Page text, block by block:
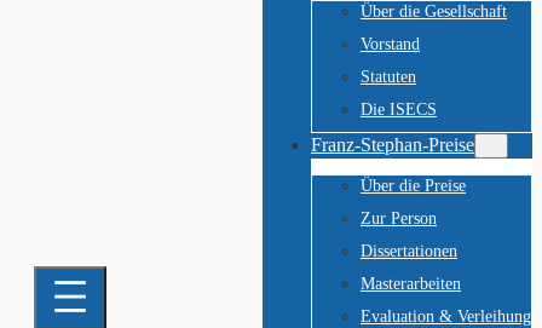
Über die Gesellschaft
Vorstand
Statuten
Die ISECS
Franz-Stephan-Preise
Über die Preise
Zur Person
Dissertationen
Masterarbeiten
Evaluation & Verleihung